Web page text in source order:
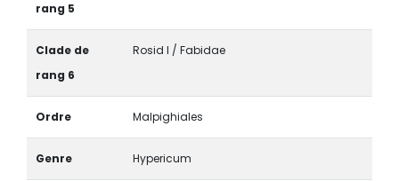
rang 5
Clade de
rang 6
Rosid I / Fabidae
Ordre Malpighiales
Genre Hypericum